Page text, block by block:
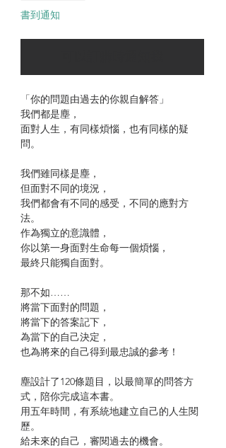
書到通知
「你的問題由過去的你親自解答」
我們都是塵，
面對人生，有同樣煩惱，也有同樣的疑
問。
我們雖同樣是塵，
但面對不同的境況，
我們都會有不同的感受，不同的應對方
法。
作為獨立的意識體，
你以第一身面對生命每一個煩惱，
最終只能獨自面對。
那不如……
將當下面對的問題，
將當下的答案記下，
為當下的自己決定，
也為將來的自己得到最忠誠的參考！
塵設計了120條題目，以最簡單的問答方
式，陪你完成這本書。
用五年時間，有系統地建立自己的人生閱
歷。
給未來的自己，審閱過去的機會。